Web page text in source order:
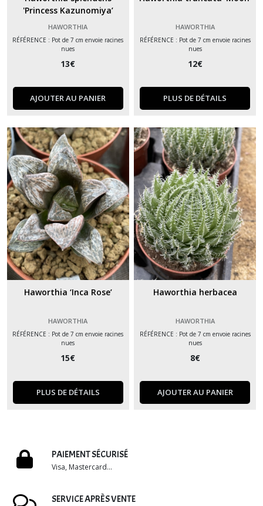
'Princess Kazunomiya’
HAWORTHIA
RÉFÉRENCE : Pot de 7 cm envoie racines
nues
13€
AJOUTER AU PANIER
HAWORTHIA
RÉFÉRENCE : Pot de 7 cm envoie racines
nues
12€
PLUS DE DÉTAILS
Haworthia ‘Inca Rose’
HAWORTHIA
RÉFÉRENCE : Pot de 7 cm envoie racines
nues
15€
PLUS DE DÉTAILS
Haworthia herbacea
HAWORTHIA
RÉFÉRENCE : Pot de 7 cm envoie racines
nues
8€
AJOUTER AU PANIER
PAIEMENT SÉCURISÉ
Visa, Mastercard...
SERVICE APRÈS VENTE